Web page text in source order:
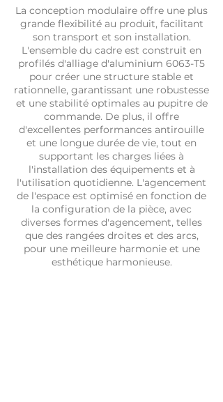
La conception modulaire offre une plus
grande flexibilité au produit, facilitant
son transport et son installation.
L'ensemble du cadre est construit en
profilés d'alliage d'aluminium 6063-T5
pour créer une structure stable et
rationnelle, garantissant une robustesse
et une stabilité optimales au pupitre de
commande. De plus, il offre
d'excellentes performances antirouille
et une longue durée de vie, tout en
supportant les charges liées à
l'installation des équipements et à
l'utilisation quotidienne. L'agencement
de l'espace est optimisé en fonction de
la configuration de la pièce, avec
diverses formes d'agencement, telles
que des rangées droites et des arcs,
pour une meilleure harmonie et une
esthétique harmonieuse.